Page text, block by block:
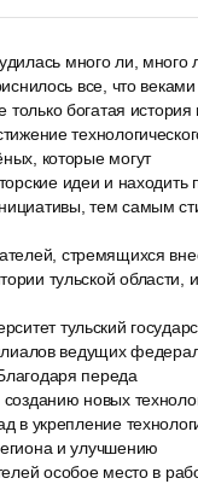
много ли,
все, что
только богатая
которые могут
идеи и
тем самым
стремящихся
тульской
тульский
ведущих
переда
новых
в укрепление
и улучшению
особое место в